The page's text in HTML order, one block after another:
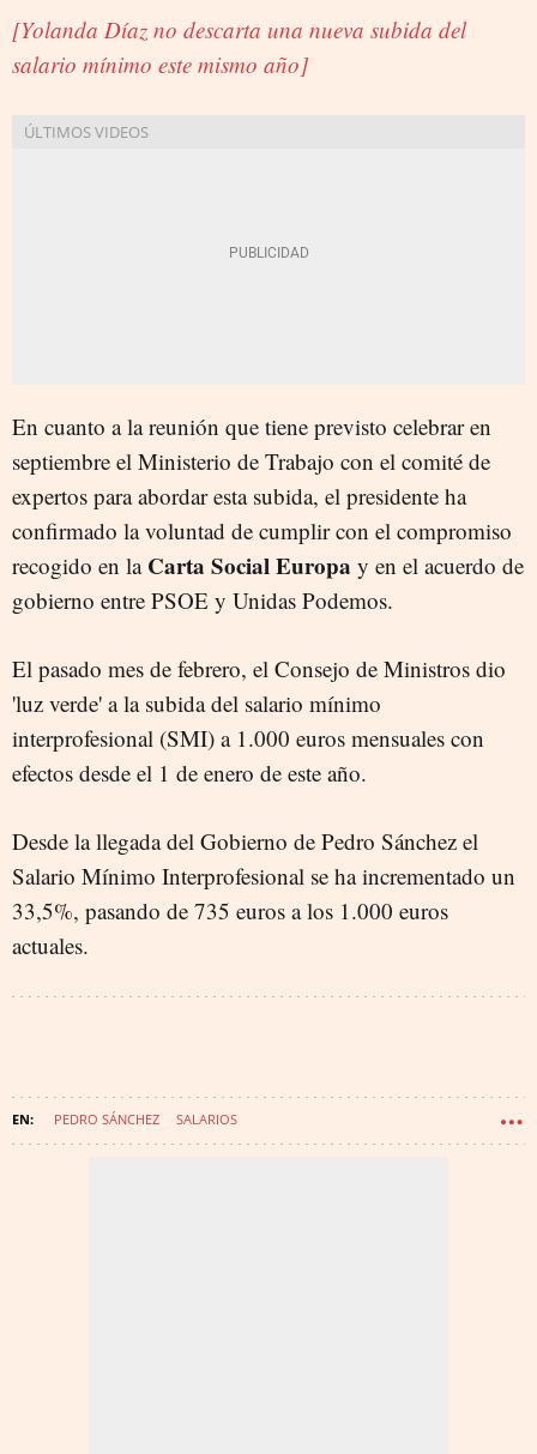
[Yolanda Díaz no descarta una nueva subida del
salario mínimo este mismo año]
En cuanto a la reunión que tiene previsto celebrar en
septiembre el Ministerio de Trabajo con el comité de
expertos para abordar esta subida, el presidente ha
confirmado la voluntad de cumplir con el compromiso
recogido en laCarta Social Europa y en el acuerdo de
gobierno entre PSOE y Unidas Podemos.
El pasado mes de febrero, el Consejo de Ministros dio
'luz verde' a la subida del salario mínimo
interprofesional (SMI) a 1.000 euros mensuales con
efectos desde el 1 de enero de este año.
Desde la llegada del Gobierno de Pedro Sánchez el
Salario Mínimo Interprofesional se ha incrementado un
33,5%, pasando de 735 euros a los 1.000 euros
actuales.
PEDRO SÁNCHEZ SALARIOS